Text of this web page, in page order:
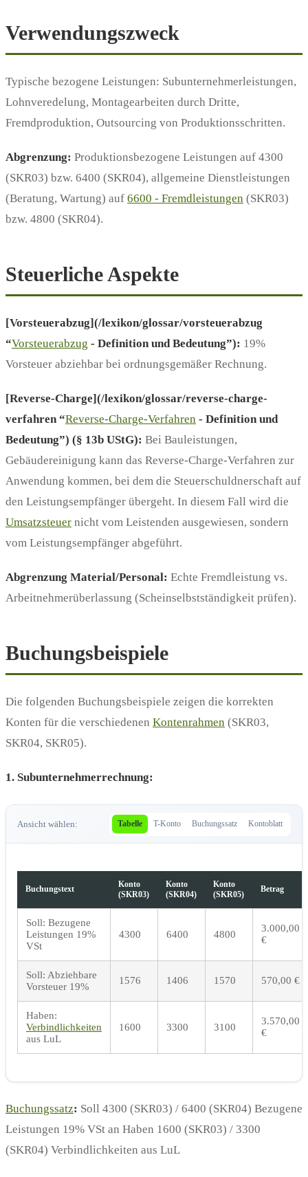
Verwendungszweck
Typische bezogene Leistungen: Subunternehmerleistungen,
Lohnveredelung, Montagearbeiten durch Dritte,
Fremdproduktion, Outsourcing von Produktionsschritten.
Abgrenzung: Produktionsbezogene Leistungen auf 4300
(SKR03) bzw. 6400 (SKR04), allgemeine Dienstleistungen
(Beratung, Wartung) auf 6600 - Fremdleistungen (SKR03)
bzw. 4800 (SKR04).
Steuerliche Aspekte
[Vorsteuerabzug](/lexikon/glossar/vorsteuerabzug
“Vorsteuerabzug - Definition und Bedeutung”): 19%
Vorsteuer abziehbar bei ordnungsgemäßer Rechnung.
[Reverse-Charge](/lexikon/glossar/reverse-charge-
verfahren “Reverse-Charge-Verfahren - Definition und
Bedeutung”) (§ 13b UStG): Bei Bauleistungen,
Gebäudereinigung kann das Reverse-Charge-Verfahren zur
Anwendung kommen, bei dem die Steuerschuldnerschaft auf
den Leistungsempfänger übergeht. In diesem Fall wird die
Umsatzsteuer nicht vom Leistenden ausgewiesen, sondern
vom Leistungsempfänger abgeführt.
Abgrenzung Material/Personal: Echte Fremdleistung vs.
Arbeitnehmerüberlassung (Scheinselbstständigkeit prüfen).
Buchungsbeispiele
Die folgenden Buchungsbeispiele zeigen die korrekten
Konten für die verschiedenen Kontenrahmen (SKR03,
SKR04, SKR05).
1. Subunternehmerrechnung:
Ansicht wählen: Tabelle T-Konto Buchungssatz Kontoblatt
Buchungstext
Konto
(SKR03)
Konto
(SKR04)
Konto
(SKR05)
Betrag
Soll: Bezugene
Leistungen 19%
VSt
4300 6400 4800
3.000,00
€
Soll: Abziehbare
Vorsteuer 19%
1576 1406 1570 570,00 €
Haben:
Verbindlichkeiten
aus LuL
1600 3300 3100
3.570,00
€
Buchungssatz: Soll 4300 (SKR03) / 6400 (SKR04) Bezugene
Leistungen 19% VSt an Haben 1600 (SKR03) / 3300
(SKR04) Verbindlichkeiten aus LuL